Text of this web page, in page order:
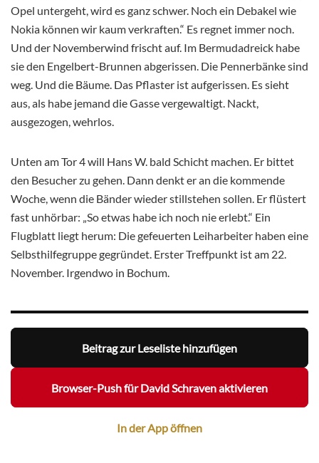
Opel untergeht, wird es ganz schwer. Noch ein Debakel wie
Nokia können wir kaum verkraften.“ Es regnet immer noch.
Und der Novemberwind frischt auf. Im Bermudadreick habe
sie den Engelbert-Brunnen abgerissen. Die Pennerbänke sind
weg. Und die Bäume. Das Pflaster ist aufgerissen. Es sieht
aus, als habe jemand die Gasse vergewaltigt. Nackt,
ausgezogen, wehrlos.
Unten am Tor 4 will Hans W. bald Schicht machen. Er bittet
den Besucher zu gehen. Dann denkt er an die kommende
Woche, wenn die Bänder wieder stillstehen sollen. Er flüstert
fast unhörbar: „So etwas habe ich noch nie erlebt.“ Ein
Flugblatt liegt herum: Die gefeuerten Leiharbeiter haben eine
Selbsthilfegruppe gegründet. Erster Treffpunkt ist am 22.
November. Irgendwo in Bochum.
Beitrag zur Leseliste hinzufügen
Browser-Push für David Schraven aktivieren
In der App öffnen